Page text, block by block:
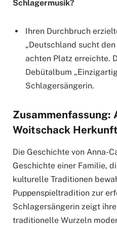
Schlagermusik?
Ihren Durchbruch
„Deutschland sucht
achten Platz erreichte.
Debütalbum
Schlagersängerin.
Zusammenfassung:
Woitschack Herkunft
Die Geschichte von Anna-
Geschichte einer Familie,
kulturelle Traditionen
Puppenspieltradition zur
Schlagersängerin zeigt
traditionelle Wurzeln